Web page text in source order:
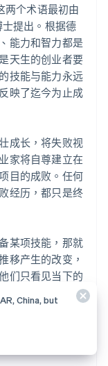
两个术语最初由
提出。根据德
能力和智力都是
天生的创业者要
技能与能力永远
映了迄今为止成
成长，将失败视
家将自尊建立在
目的成败。任何
经历，都只是终
某项技能，那就
移产生的改变，
们只看见当下的
成为对所学一切
突破当下认知与
China, but